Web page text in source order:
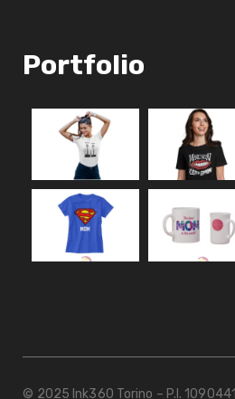
Portfolio
© 2025 Ink360 Torino – P.I.